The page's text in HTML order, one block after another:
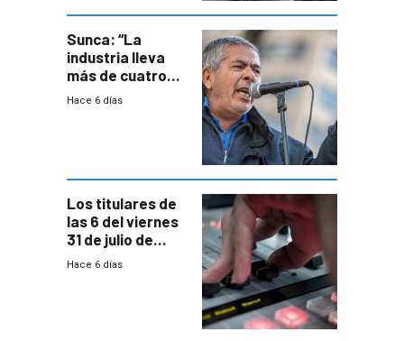
Sunca: “La
industria lleva
más de cuatro
meses sin
Hace 6 días
Los titulares de
las 6 del viernes
31 de julio de
2026
Hace 6 días